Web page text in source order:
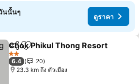
นนั้นๆ
ดูราคา
แชร์ เพิ่มในรายการโปรด
Chok Phikul Thong Resort
2 ดาว
6.4
20
23.3 km ถึง ตัวเมือง